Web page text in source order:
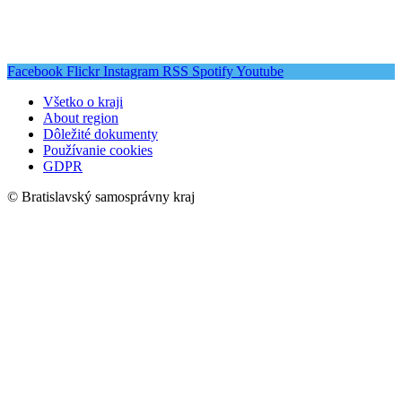
Facebook Flickr Instagram RSS SpotifyYoutube
Všetko o kraji
About region
Dôležité dokumenty
Používanie cookies
GDPR
© Bratislavský samosprávny kraj